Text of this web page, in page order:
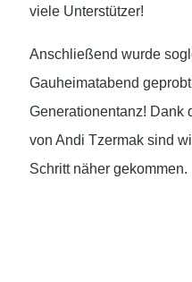
viele Unterstützer!
Anschließend wurde
Gauheimatabend
Generationentanz! Dank
von Andi Tzermak sind
Schritt näher gekommen.